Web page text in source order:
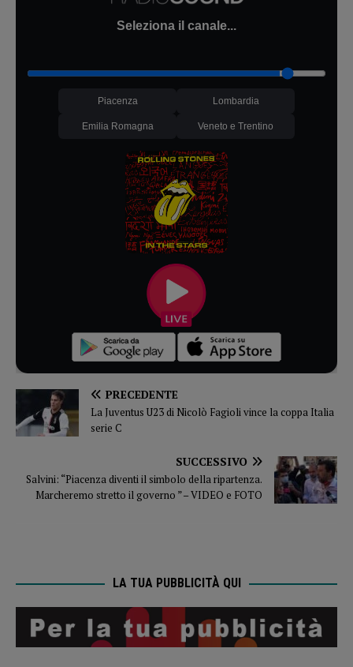
Seleziona il canale...
Piacenza Lombardia
Emilia Romagna Veneto e Trentino
PRECEDENTE
La Juventus U23 di Nicolò Fagioli vince la coppa Italia
serie C
SUCCESSIVO
Salvini: “Piacenza diventi il simbolo della ripartenza.
Marcheremo stretto il governo ” – VIDEO e FOTO
LA TUA PUBBLICITÀ QUI